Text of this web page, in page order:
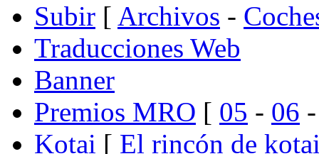
Subir [ Archivos -
Traducciones Web
Banner
Premios MRO [ 05 - 06
Kotai [ El rincón de